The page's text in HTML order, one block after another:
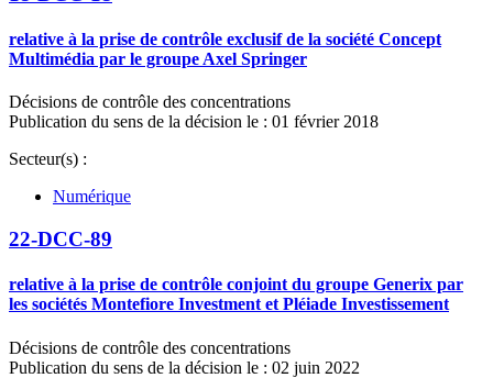
relative à la prise de contrôle exclusif de la société Concept
Multimédia par le groupe Axel Springer
Décisions de contrôle des concentrations
Publication du sens de la décision le : 01 février 2018
Secteur(s) :
Numérique
22-DCC-89
relative à la prise de contrôle conjoint du groupe Generix par
les sociétés Montefiore Investment et Pléiade Investissement
Décisions de contrôle des concentrations
Publication du sens de la décision le : 02 juin 2022